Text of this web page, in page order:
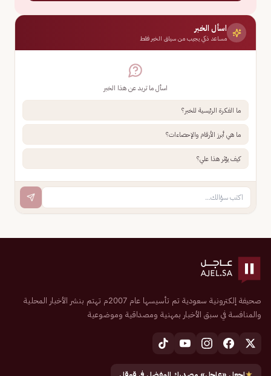
اسأل الخبر
مساعد ذكي يجيب من سياق الخبر فقط
اسأل ما تريد عن هذا الخبر
ما الفكرة الرئيسية للخبر؟
ما هي أبرز الأرقام والإحصاءات؟
كيف يؤثر هذا علي؟
صحيفة إلكترونية سعودية تم تأسيسها عام 2007م تهتم بنشر الأخبار المحلية
والمنافسة في سبق الأخبار بمهنية ومصداقية وموضوعية